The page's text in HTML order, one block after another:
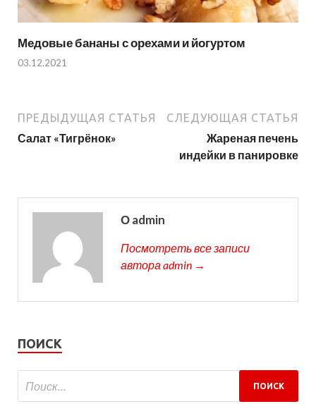
Медовые бананы с орехами и йогуртом
03.12.2021
ПРЕДЫДУЩАЯ СТАТЬЯ
Салат «Тигрёнок»
СЛЕДУЮЩАЯ СТАТЬЯ
Жареная печень
индейки в панировке
О admin
Посмотреть все записи
автора admin →
ПОИСК